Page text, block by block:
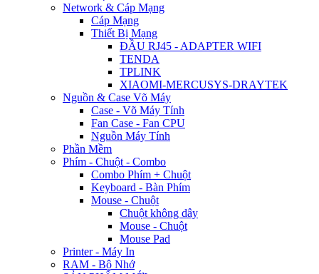
Network & Cáp Mạng
Cáp Mạng
Thiết Bị Mạng
ĐẦU RJ45 - ADAPTER WIFI
TENDA
TPLINK
XIAOMI-MERCUSYS-DRAYTEK
Nguồn & Case Võ Máy
Case - Võ Máy Tính
Fan Case - Fan CPU
Nguồn Máy Tính
Phần Mềm
Phím - Chuột - Combo
Combo Phím + Chuột
Keyboard - Bàn Phím
Mouse - Chuột
Chuột không dây
Mouse - Chuột
Mouse Pad
Printer - Máy In
RAM - Bộ Nhớ